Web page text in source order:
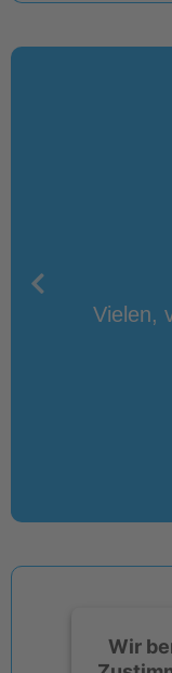
Vielen,
Wir